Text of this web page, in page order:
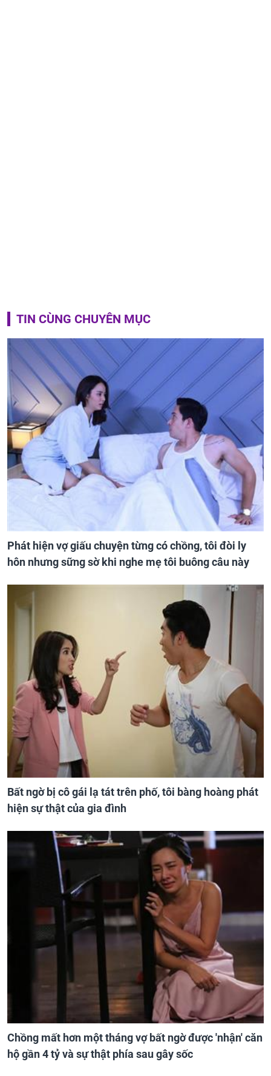
TIN CÙNG CHUYÊN MỤC
Phát hiện vợ giấu chuyện từng có chồng, tôi đòi ly
hôn nhưng sững sờ khi nghe mẹ tôi buông câu này
Bất ngờ bị cô gái lạ tát trên phố, tôi bàng hoàng phát
hiện sự thật của gia đình
Chồng mất hơn một tháng vợ bất ngờ được 'nhận' căn
hộ gần 4 tỷ và sự thật phía sau gây sốc